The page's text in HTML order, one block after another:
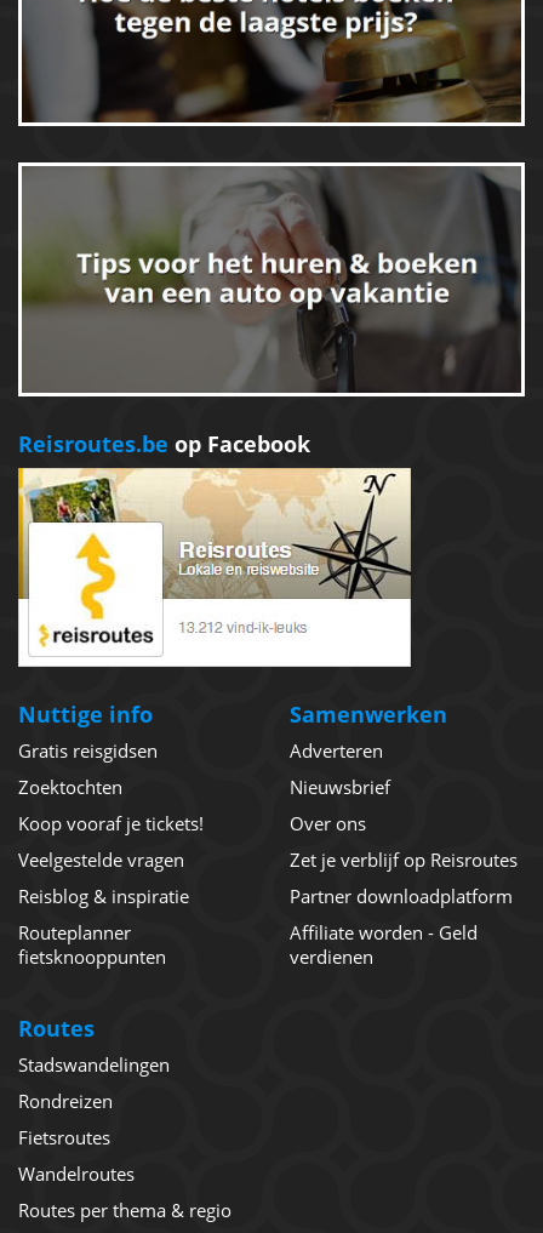
Reisroutes.be op Facebook
Nuttige info
Gratis reisgidsen
Zoektochten
Koop vooraf je tickets!
Veelgestelde vragen
Reisblog & inspiratie
Routeplanner
fietsknooppunten
Samenwerken
Adverteren
Nieuwsbrief
Over ons
Zet je verblijf op Reisroutes
Partner downloadplatform
Affiliate worden - Geld
verdienen
Routes
Stadswandelingen
Rondreizen
Fietsroutes
Wandelroutes
Routes per thema & regio